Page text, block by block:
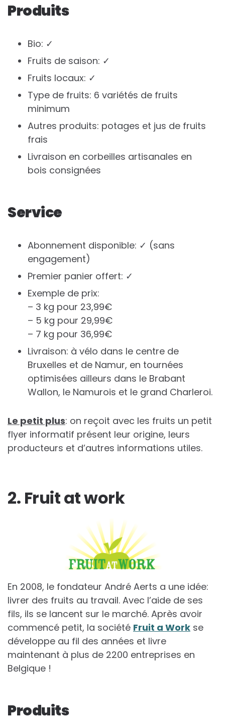
Produits
Bio: ✓
Fruits de saison: ✓
Fruits locaux: ✓
Type de fruits: 6 variétés de fruits
minimum
Autres produits: potages et jus de fruits
frais
Livraison en corbeilles artisanales en
bois consignées
Service
Abonnement disponible: ✓ (sans
engagement)
Premier panier offert: ✓
Exemple de prix:
– 3 kg pour 23,99€
– 5 kg pour 29,99€
– 7 kg pour 36,99€
Livraison: à vélo dans le centre de
Bruxelles et de Namur, en tournées
optimisées ailleurs dans le Brabant
Wallon, le Namurois et le grand Charleroi.
Le petit plus: on reçoit avec les fruits un petit
flyer informatif présent leur origine, leurs
producteurs et d’autres informations utiles.
2. Fruit at work
En 2008, le fondateur André Aerts a une idée:
livrer des fruits au travail. Avec l’aide de ses
fils, ils se lancent sur le marché. Après avoir
commencé petit, la société Fruit a Work se
développe au fil des années et livre
maintenant à plus de 2200 entreprises en
Belgique !
Produits